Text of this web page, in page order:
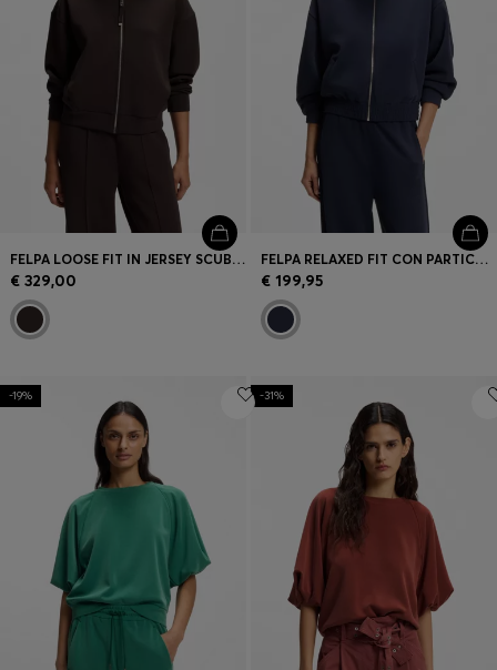
FELPA LOOSE FIT IN JERSEY SCUBA CON CAPPUCCIO E ZIP
€ 329,00
FELPA RELAXED FIT CON PARTICOLARI PIPING
€ 199,95
-19% -31%